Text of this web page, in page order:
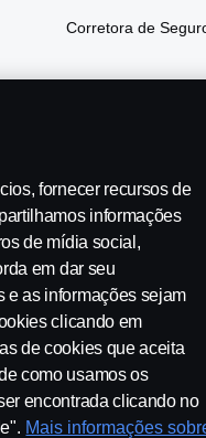
Corretora de
de emissões
fornecer recursos de
informações
de mídia social,
em dar seu
e as informações sejam
clicando em
de cookies que aceita
como usamos os
encontrada clicando no
Mais informações